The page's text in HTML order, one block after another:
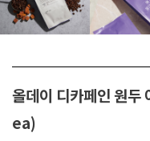
올데이 디카페인 원
ea)